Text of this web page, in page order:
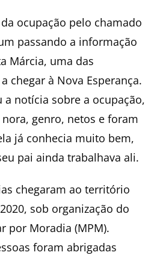
ocupação pelo chamado
passando a informação
Márcia, uma das
chegar à Nova Esperança.
a notícia sobre a ocupação,
genro, netos e foram
já conhecia muito bem,
pai ainda trabalhava ali.
chegaram ao território
sob organização do
por Moradia (MPM).
foram abrigadas